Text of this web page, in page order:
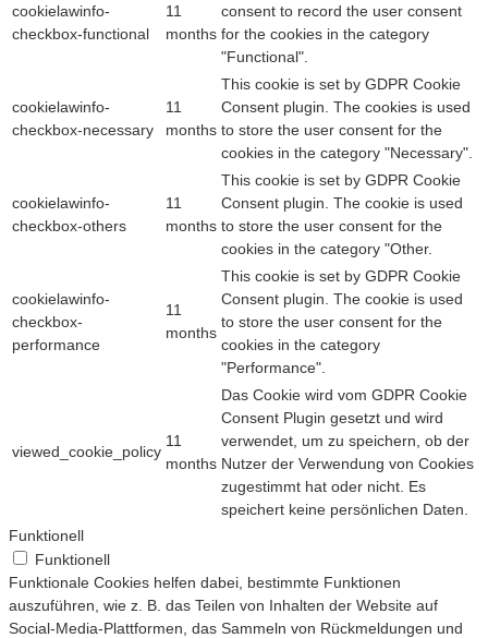
cookielawinfo-
checkbox-functional
11
months
consent to record the user consent
for the cookies in the category
"Functional".
cookielawinfo-
checkbox-necessary
11
months
This cookie is set by GDPR Cookie
Consent plugin. The cookies is used
to store the user consent for the
cookies in the category "Necessary".
cookielawinfo-
checkbox-others
11
months
This cookie is set by GDPR Cookie
Consent plugin. The cookie is used
to store the user consent for the
cookies in the category "Other.
cookielawinfo-
checkbox-
performance
11
months
This cookie is set by GDPR Cookie
Consent plugin. The cookie is used
to store the user consent for the
cookies in the category
"Performance".
viewed_cookie_policy
11
months
Das Cookie wird vom GDPR Cookie
Consent Plugin gesetzt und wird
verwendet, um zu speichern, ob der
Nutzer der Verwendung von Cookies
zugestimmt hat oder nicht. Es
speichert keine persönlichen Daten.
Funktionell
Funktionell
Funktionale Cookies helfen dabei, bestimmte Funktionen
auszuführen, wie z. B. das Teilen von Inhalten der Website auf
Social-Media-Plattformen, das Sammeln von Rückmeldungen und